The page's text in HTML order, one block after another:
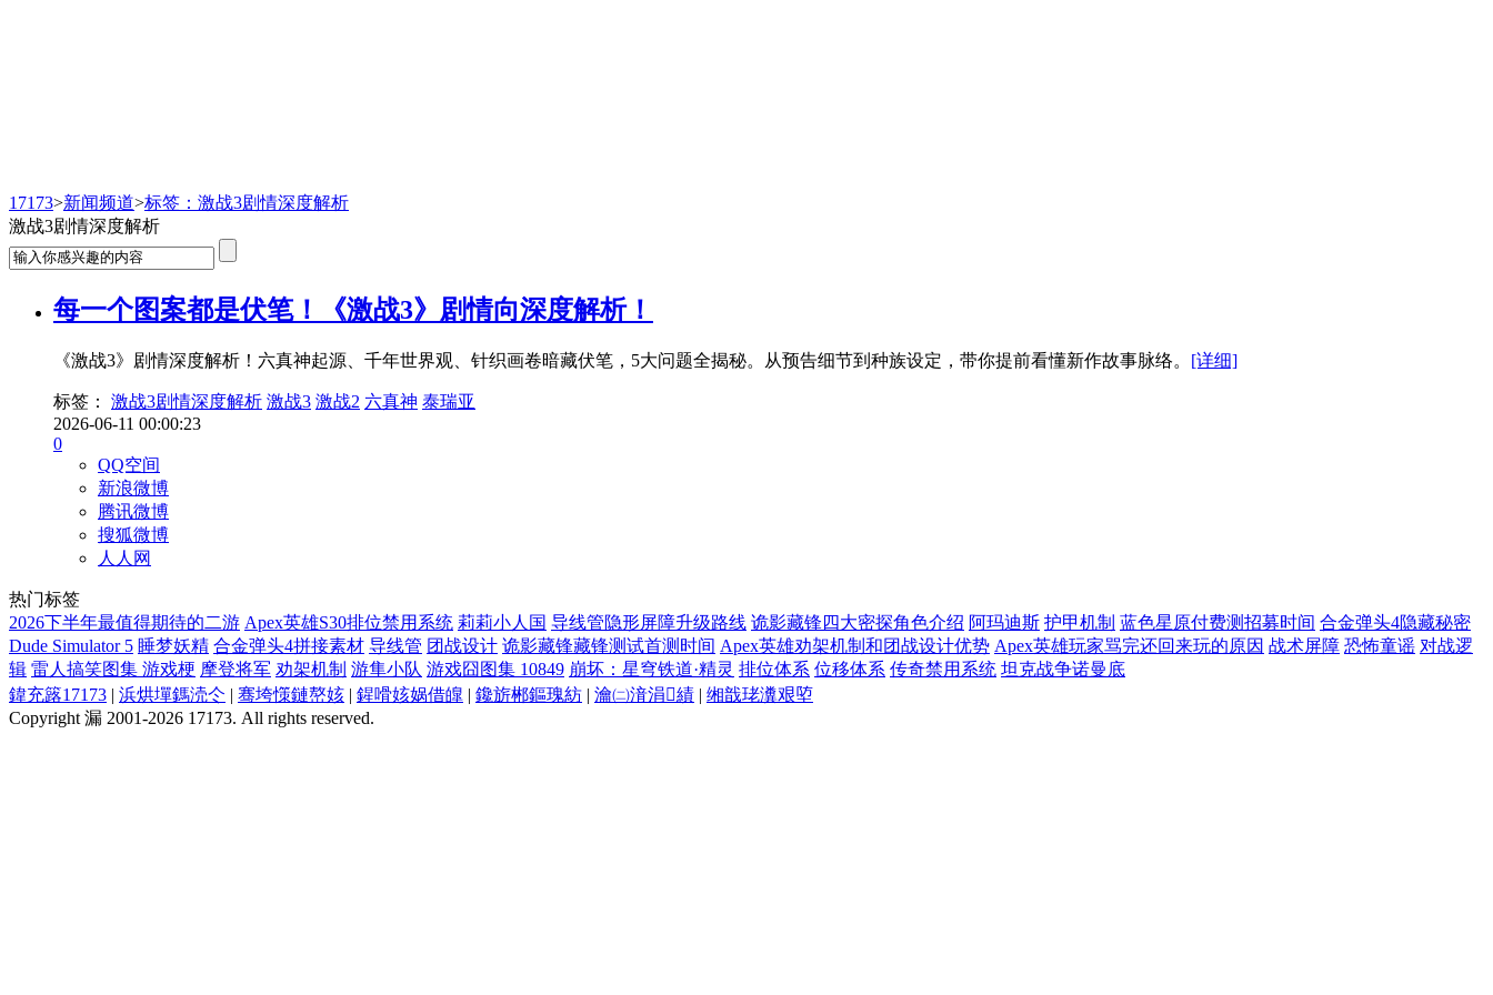
17173>新闻频道>标签：激战3剧情深度解析
激战3剧情深度解析
每一个图案都是伏笔！《激战3》剧情向深度解析！
《激战3》剧情深度解析！六真神起源、千年世界观、针织画卷暗藏伏笔，5大问题全揭秘。从预告细节到种族设定，带你提前看懂新作故事脉络。 [详细]
标签： 激战3剧情深度解析 激战3 激战2 六真神 泰瑞亚
2026-06-11 00:00:23
0
QQ空间
新浪微博
腾讯微博
搜狐微博
人人网
热门标签
2026下半年最值得期待的二游 Apex英雄S30排位禁用系统 莉莉小人国 导线管隐形屏障升级路线 诡影藏锋四大密探角色介绍 阿玛迪斯 护甲机制 蓝色星原付费测招募时间 合金弹头4隐藏秘密
Dude Simulator 5 睡梦妖精 合金弹头4拼接素材 导线管 团战设计 诡影藏锋藏锋测试首测时间 Apex英雄劝架机制和团战设计优势 Apex英雄玩家骂完还回来玩的原因 战术屏障 恐怖童谣 对战逻
辑 雷人搞笑图集 游戏梗 摩登将军 劝架机制 游隼小队 游戏囧图集 10849 崩坏：星穹铁道·精灵 排位体系 位移体系 传奇禁用系统 坦克战争诺曼底
鍏充簬17173 | 浜烘墠鎷涜仒 | 骞垮憡鏈嶅姟 | 鍟嗗姟娲借皥 | 鑱旂郴鏂瑰紡 | 瀹㈡湇涓績 | 缃戠珯瀵艰埅
Copyright 漏 2001-2026 17173. All rights reserved.